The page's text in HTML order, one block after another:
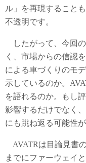
ル」を再現すること
不透明です。
したがって、今回
く、市場からの信認
による車づくりのモ
示しているのか。
を語れるのか。もし
影響するだけでなく
にも跳ね返る可能性が
AVATRは目論見書
までにファーウェイ